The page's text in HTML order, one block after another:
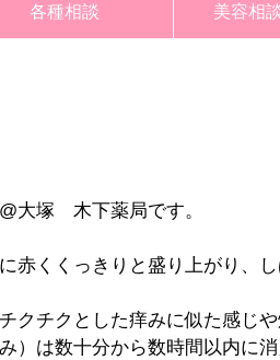
各種相談 美容相
大塚 木下薬局です。
赤くくっきりと盛り上がり、
クチクとした痒みに似た感じ
）は数十分から数時間以内に